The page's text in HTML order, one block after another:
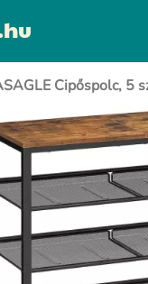
Cipőspolc, 5